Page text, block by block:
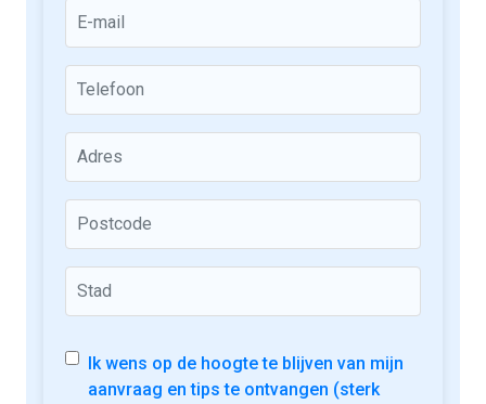
Ik wens op de hoogte te blijven van mijn
aanvraag en tips te ontvangen (sterk